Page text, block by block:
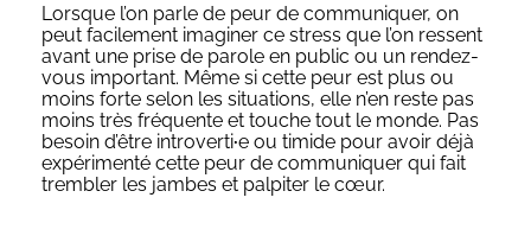
Lorsque l’on parle de peur de communiquer, on
peut facilement imaginer ce stress que l’on ressent
avant une prise de parole en public ou un rendez-
vous important. Même si cette peur est plus ou
moins forte selon les situations, elle n’en reste pas
moins très fréquente et touche tout le monde. Pas
besoin d’être introverti·e ou timide pour avoir déjà
expérimenté cette peur de communiquer qui fait
trembler les jambes et palpiter le cœur.